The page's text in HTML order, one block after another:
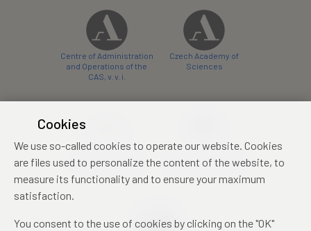
Centre of Administration
and Operations of the
CAS, v. v. i.
Czech Academy of
Sciences
conference centre
konferenční centrum
Cookies
We use so-called cookies to operate our website. Cookies
are files used to personalize the content of the website, to
measure its functionality and to ensure your maximum
satisfaction.
You consent to the use of cookies by clicking on the "OK"